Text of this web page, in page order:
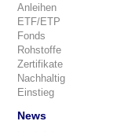
Anleihen
ETF/ETP
Fonds
Rohstoffe
Zertifikate
Nachhaltig
Einstieg
News